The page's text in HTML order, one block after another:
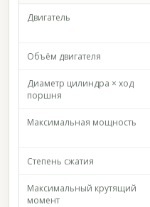
Двигатель
Объём двигателя
Диаметр цилиндра × ход
поршня
Максимальная мощность
Степень сжатия
Максимальный крутящий
момент